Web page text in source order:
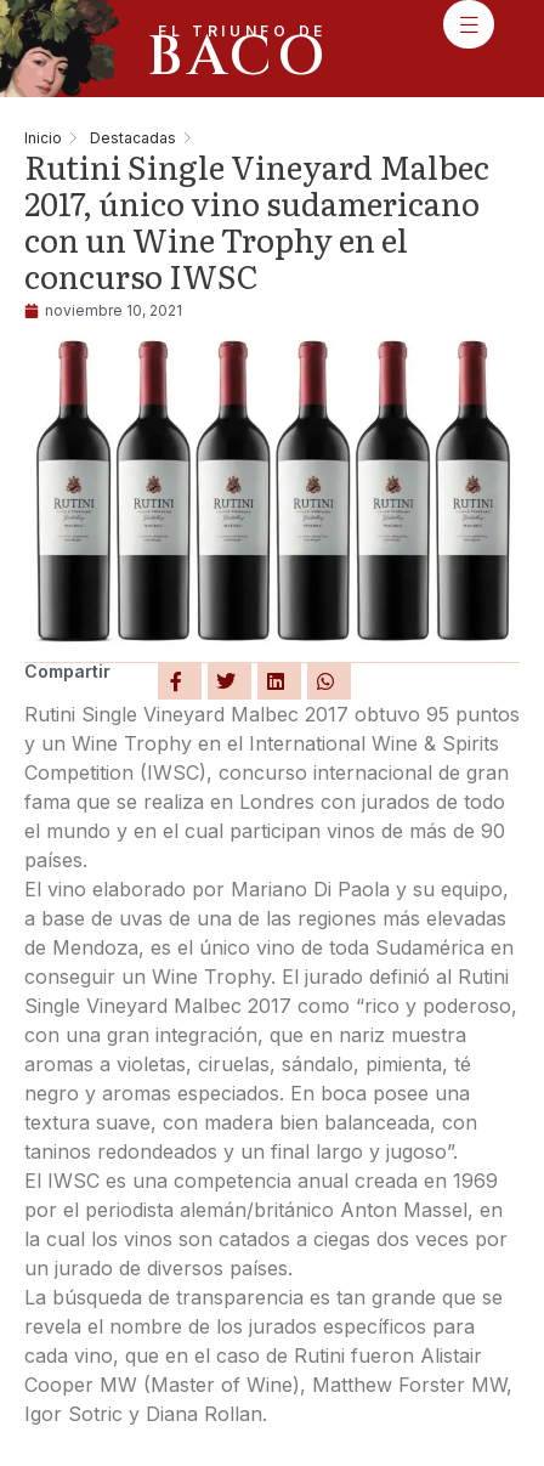
EL TRIUNFO DE
BACO
Inicio Destacadas
Rutini Single Vineyard Malbec
2017, único vino sudamericano
con un Wine Trophy en el
concurso IWSC
noviembre 10, 2021
Compartir
Rutini Single Vineyard Malbec 2017 obtuvo 95 puntos
y un Wine Trophy en el International Wine & Spirits
Competition (IWSC), concurso internacional de gran
fama que se realiza en Londres con jurados de todo
el mundo y en el cual participan vinos de más de 90
países.
El vino elaborado por Mariano Di Paola y su equipo,
a base de uvas de una de las regiones más elevadas
de Mendoza, es el único vino de toda Sudamérica en
conseguir un Wine Trophy. El jurado definió al Rutini
Single Vineyard Malbec 2017 como “rico y poderoso,
con una gran integración, que en nariz muestra
aromas a violetas, ciruelas, sándalo, pimienta, té
negro y aromas especiados. En boca posee una
textura suave, con madera bien balanceada, con
taninos redondeados y un final largo y jugoso”.
El IWSC es una competencia anual creada en 1969
por el periodista alemán/británico Anton Massel, en
la cual los vinos son catados a ciegas dos veces por
un jurado de diversos países.
La búsqueda de transparencia es tan grande que se
revela el nombre de los jurados específicos para
cada vino, que en el caso de Rutini fueron Alistair
Cooper MW (Master of Wine), Matthew Forster MW,
Igor Sotric y Diana Rollan.